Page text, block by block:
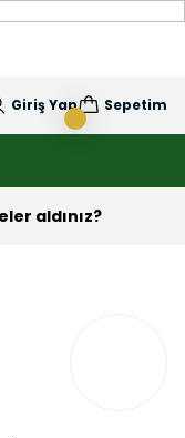
Giriş Yap Sepetim
aldınız?